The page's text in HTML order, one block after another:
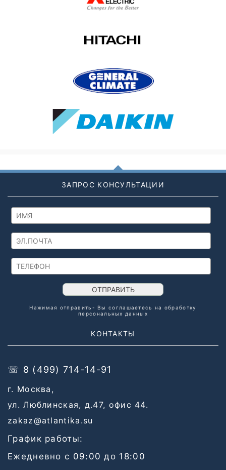
ЗАПРОС КОНСУЛЬТАЦИИ
ОТПРАВИТЬ
Нажимая отправить- Вы соглашаетесь на обработку
персональных данных
КОНТАКТЫ
☏ 8 (499) 714-14-91
г. Москва,
ул. Люблинская, д.47, офис 44.
zakaz@atlantika.su
График работы:
Ежедневно с 09:00 до 18:00